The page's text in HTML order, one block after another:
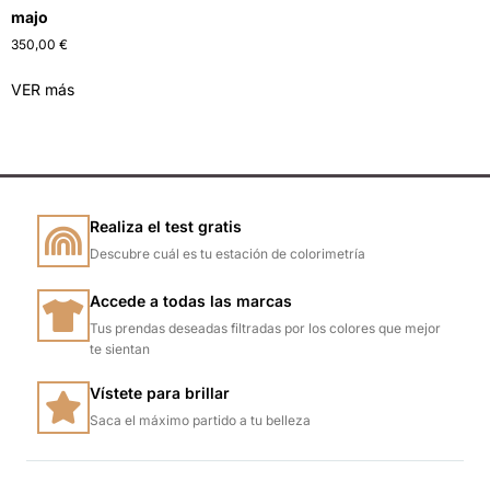
majo
350,00 €
VER más
Realiza el test gratis
Descubre cuál es tu estación de colorimetría
Accede a todas las marcas
Tus prendas deseadas filtradas por los colores que mejor
te sientan
Vístete para brillar
Saca el máximo partido a tu belleza